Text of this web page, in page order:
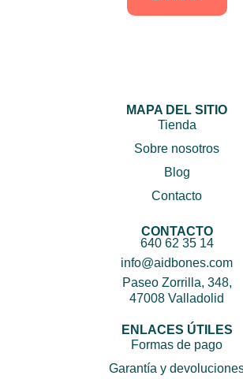
MAPA DEL SITIO
Tienda
Sobre nosotros
Blog
Contacto
CONTACTO
640 62 35 14
info@aidbones.com
Paseo Zorrilla, 348,
47008 Valladolid
ENLACES ÚTILES
Formas de pago
Garantía y